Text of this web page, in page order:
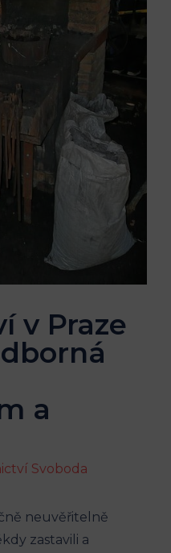
v Praze
a
Svoboda
neuvěřitelně
zastavili a